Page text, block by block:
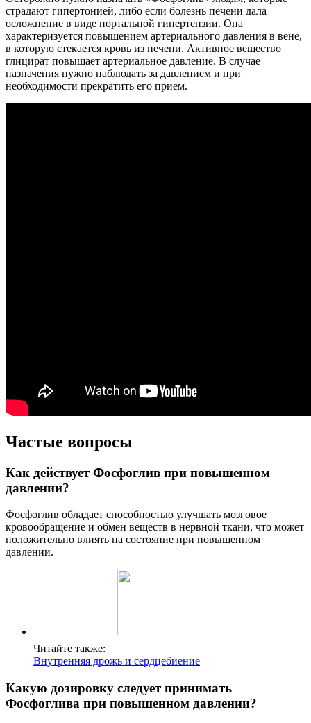
страдают гипертонией, либо если болезнь печени дала
осложнение в виде портальной гипертензии. Она
характеризуется повышением артериального давления в вене,
в которую стекается кровь из печени. Активное вещество
глицират повышает артериальное давление. В случае
назначения нужно наблюдать за давлением и при
необходимости прекратить его прием.
Частые вопросы
Как действует Фосфоглив при повышенном
давлении?
Фосфоглив обладает способностью улучшать мозговое
кровообращение и обмен веществ в нервной ткани, что может
положительно влиять на состояние при повышенном
давлении.
Читайте также:
Внутренняя дрожь и сердцебиение
Какую дозировку следует принимать
Фосфоглива при повышенном давлении?